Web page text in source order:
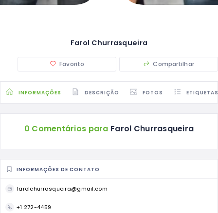
Farol Churrasqueira
Favorito Compartilhar
INFORMAÇÕES DESCRIÇÃO FOTOS ETIQUETAS
0 Comentários para Farol Churrasqueira
INFORMAÇÕES DE CONTATO
farolchurrasqueira@gmail.com
+1 272-4459